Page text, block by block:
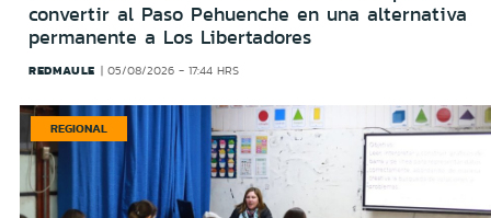
convertir al Paso Pehuenche en una alternativa
permanente a Los Libertadores
REDMAULE 05/08/2026 - 17:44 HRS
REGIONAL